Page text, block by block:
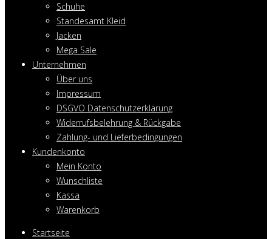
Schuhe
Standesamt Kleid
Jacken
Mega Sale
Unternehmen
Über uns
Impressum
DSGVO Datenschutzerklärung
Widerrufsbelehrung & Rückgabe
Zahlung- und Lieferbedingungen
Kundenkonto
Mein Konto
Wunschliste
Kassa
Warenkorb
Startseite